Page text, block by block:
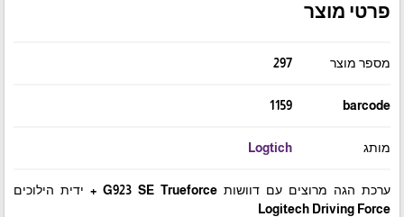
פרטי מוצר
מספר מוצר 297
barcode
1159
מותג Logtich
ערכת הגה מרוצים עם דוושות G923 SE Trueforce + ידית הילוכים
Logitech Driving Force